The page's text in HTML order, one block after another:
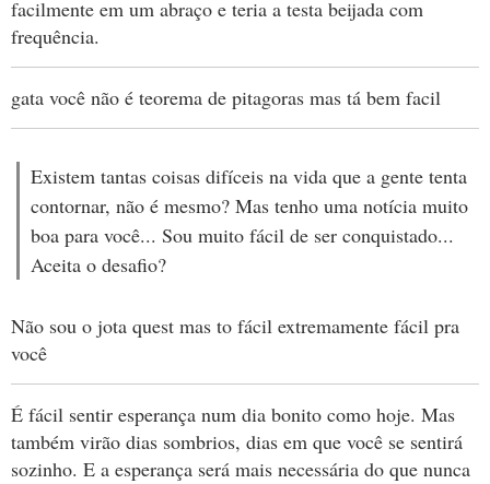
facilmente em um abraço e teria a testa beijada com
frequência.
gata você não é teorema de pitagoras mas tá bem facil
Existem tantas coisas difíceis na vida que a gente tenta
contornar, não é mesmo? Mas tenho uma notícia muito
boa para você... Sou muito fácil de ser conquistado...
Aceita o desafio?
Não sou o jota quest mas to fácil extremamente fácil pra
você
É fácil sentir esperança num dia bonito como hoje. Mas
também virão dias sombrios, dias em que você se sentirá
sozinho. E a esperança será mais necessária do que nunca